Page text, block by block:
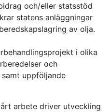
och/eller statsstöd
statens anläggningar
av olja.
i olika
och
uppföljande
arbete driver utveckling